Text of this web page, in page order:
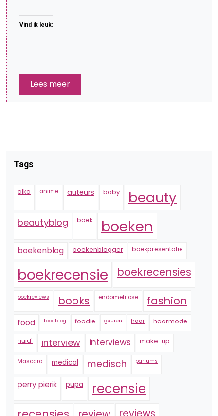
Vind ik leuk:
Lees meer
Tags
alka anime auteurs baby beauty
beautyblog boek boeken
boekenblog boekenblogger boekpresentatie
boekrecensie boekrecensies
boekreviews books endometriose fashion
food foodblog foodie geuren haar haarmode
huid' interview interviews make-up
Mascara medical medisch parfums
perry pierik pupa recensie
reviews